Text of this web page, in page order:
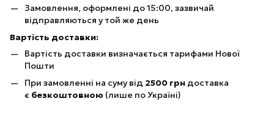
Замовлення, оформлені до 15:00, зазвичай
відправляються у той же день
Вартість доставки:
Вартість доставки визначається тарифами Нової
Пошти
При замовленні на суму від 2500 грн доставка
є безкоштовною (лише по Україні)